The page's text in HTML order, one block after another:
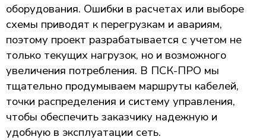
оборудования. Ошибки в расчетах или выборе
схемы приводят к перегрузкам и авариям,
поэтому проект разрабатывается с учетом не
только текущих нагрузок, но и возможного
увеличения потребления. В ПСК-ПРО мы
тщательно продумываем маршруты кабелей,
точки распределения и систему управления,
чтобы обеспечить заказчику надежную и
удобную в эксплуатации сеть.